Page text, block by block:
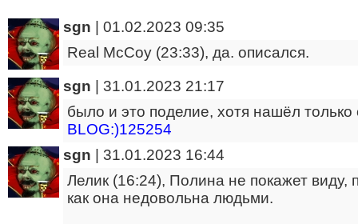
sgn
01.02.2023 09:35
Real McCoy (23:33), да. описался.
sgn
31.01.2023 21:17
было и это поделие, хотя нашёл только
BLOG:)125254
sgn
31.01.2023 16:44
Лелик (16:24), Полина не покажет виду,
как она недовольна людьми.